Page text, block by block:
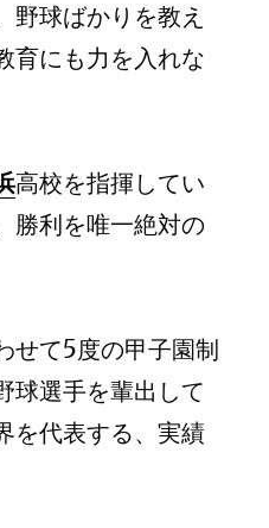
野球ばかりを教え
育にも力を入れな
高校を指揮してい
勝利を唯一絶対の
せて5度の甲子園制
球選手を輩出して
を代表する、実績